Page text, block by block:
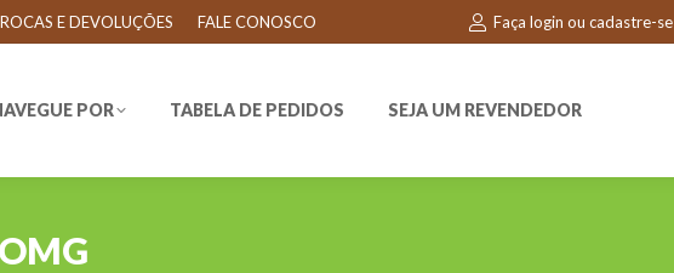
E DEVOLUÇÕES FALE CONOSCO Faça login ou cadastre-se
POR TABELA DE PEDIDOS SEJA UM REVENDEDOR
POR TABELA DE PEDIDOS SEJA UM REVENDEDOR